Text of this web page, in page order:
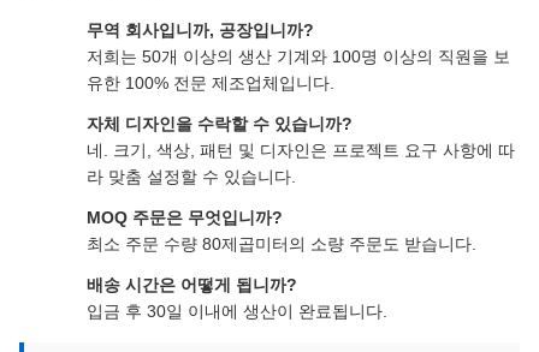
무역 회사입니까, 공장입니까?
저희는 50개 이상의 생산 기계와 100명 이상의 직원을 보
유한 100% 전문 제조업체입니다.
자체 디자인을 수락할 수 있습니까?
네. 크기, 색상, 패턴 및 디자인은 프로젝트 요구 사항에 따
라 맞춤 설정할 수 있습니다.
MOQ 주문은 무엇입니까?
최소 주문 수량 80제곱미터의 소량 주문도 받습니다.
배송 시간은 어떻게 됩니까?
입금 후 30일 이내에 생산이 완료됩니다.